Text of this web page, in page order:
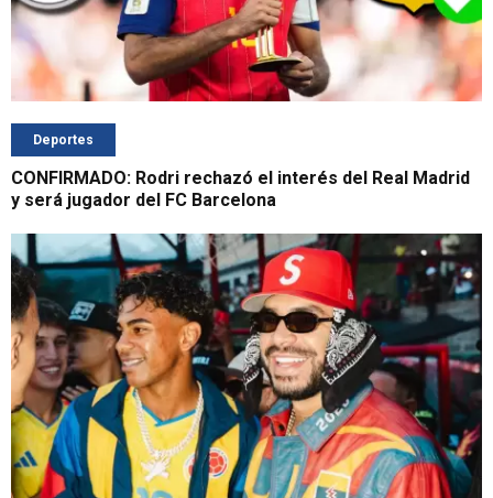
Deportes
CONFIRMADO: Rodri rechazó el interés del Real Madrid
y será jugador del FC Barcelona